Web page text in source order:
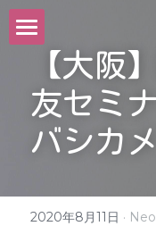
ＨＯＭＥ
パワーヒップネ
レッスン体験・
資格をとる
【大阪
友セミ
バシカ
2020年8月11日 ·